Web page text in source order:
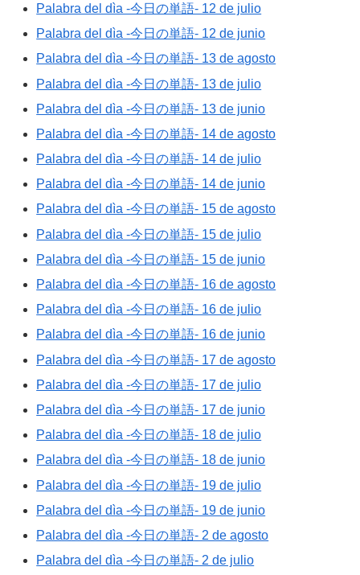
Palabra del dìa -今日の単語- 12 de julio
Palabra del dìa -今日の単語- 12 de junio
Palabra del dìa -今日の単語- 13 de agosto
Palabra del dìa -今日の単語- 13 de julio
Palabra del dìa -今日の単語- 13 de junio
Palabra del dìa -今日の単語- 14 de agosto
Palabra del dìa -今日の単語- 14 de julio
Palabra del dìa -今日の単語- 14 de junio
Palabra del dìa -今日の単語- 15 de agosto
Palabra del dìa -今日の単語- 15 de julio
Palabra del dìa -今日の単語- 15 de junio
Palabra del dìa -今日の単語- 16 de agosto
Palabra del dìa -今日の単語- 16 de julio
Palabra del dìa -今日の単語- 16 de junio
Palabra del dìa -今日の単語- 17 de agosto
Palabra del dìa -今日の単語- 17 de julio
Palabra del dìa -今日の単語- 17 de junio
Palabra del dìa -今日の単語- 18 de julio
Palabra del dìa -今日の単語- 18 de junio
Palabra del dìa -今日の単語- 19 de julio
Palabra del dìa -今日の単語- 19 de junio
Palabra del dìa -今日の単語- 2 de agosto
Palabra del dìa -今日の単語- 2 de julio